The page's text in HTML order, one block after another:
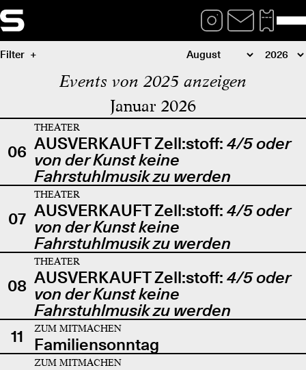
Filter
Events von 2025 anzeigen
Januar 2026
06
THEATER
AUSVERKAUFT Zell:stoff: 4/5 oder
von der Kunst keine
Fahrstuhlmusik zu werden
07
THEATER
AUSVERKAUFT Zell:stoff: 4/5 oder
von der Kunst keine
Fahrstuhlmusik zu werden
08
THEATER
AUSVERKAUFT Zell:stoff: 4/5 oder
von der Kunst keine
Fahrstuhlmusik zu werden
11
ZUM MITMACHEN
Familiensonntag
ZUM MITMACHEN